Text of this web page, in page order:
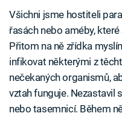
Všichni jsme hostiteli
řasách nebo améby,
Přitom na ně zřídka
infikovat některými z
nečekaných organismů,
vztah funguje. Nezastavil
nebo tasemnicí. Během